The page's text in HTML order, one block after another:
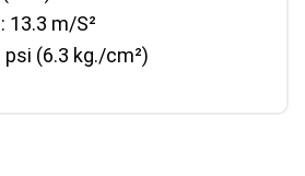
: 13.3 m/S²
psi (6.3 kg./cm²)